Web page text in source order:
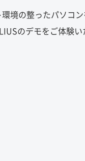
境の整ったパソコ
のデモをご体験い